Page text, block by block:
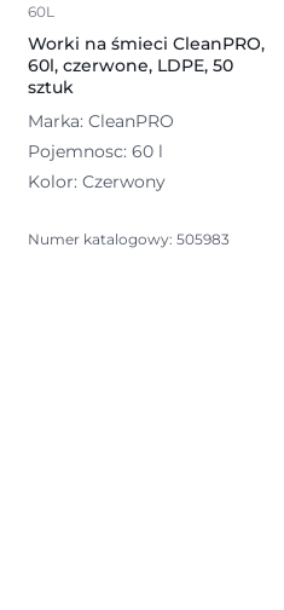
60L
Worki na śmieci CleanPRO,
60l, czerwone, LDPE, 50
sztuk
Marka: CleanPRO
Pojemnosc: 60 l
Kolor: Czerwony
Numer katalogowy: 505983